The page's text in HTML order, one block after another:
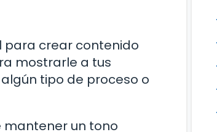
para crear contenido
mostrarle a tus
tipo de proceso o
un tono